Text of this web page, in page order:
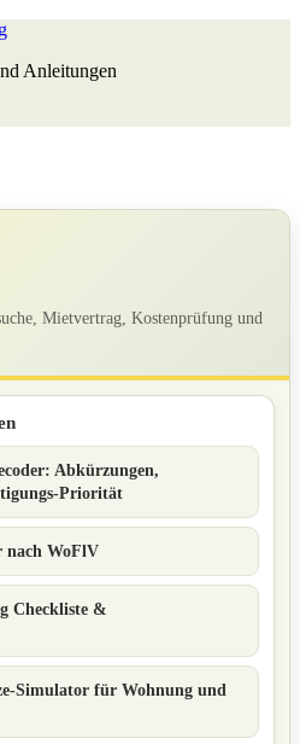
Anleitungen
Mietvertrag, Kostenprüfung und
Abkürzungen,
Priorität
nach WoFlV
Checkliste &
Simulator für Wohnung und